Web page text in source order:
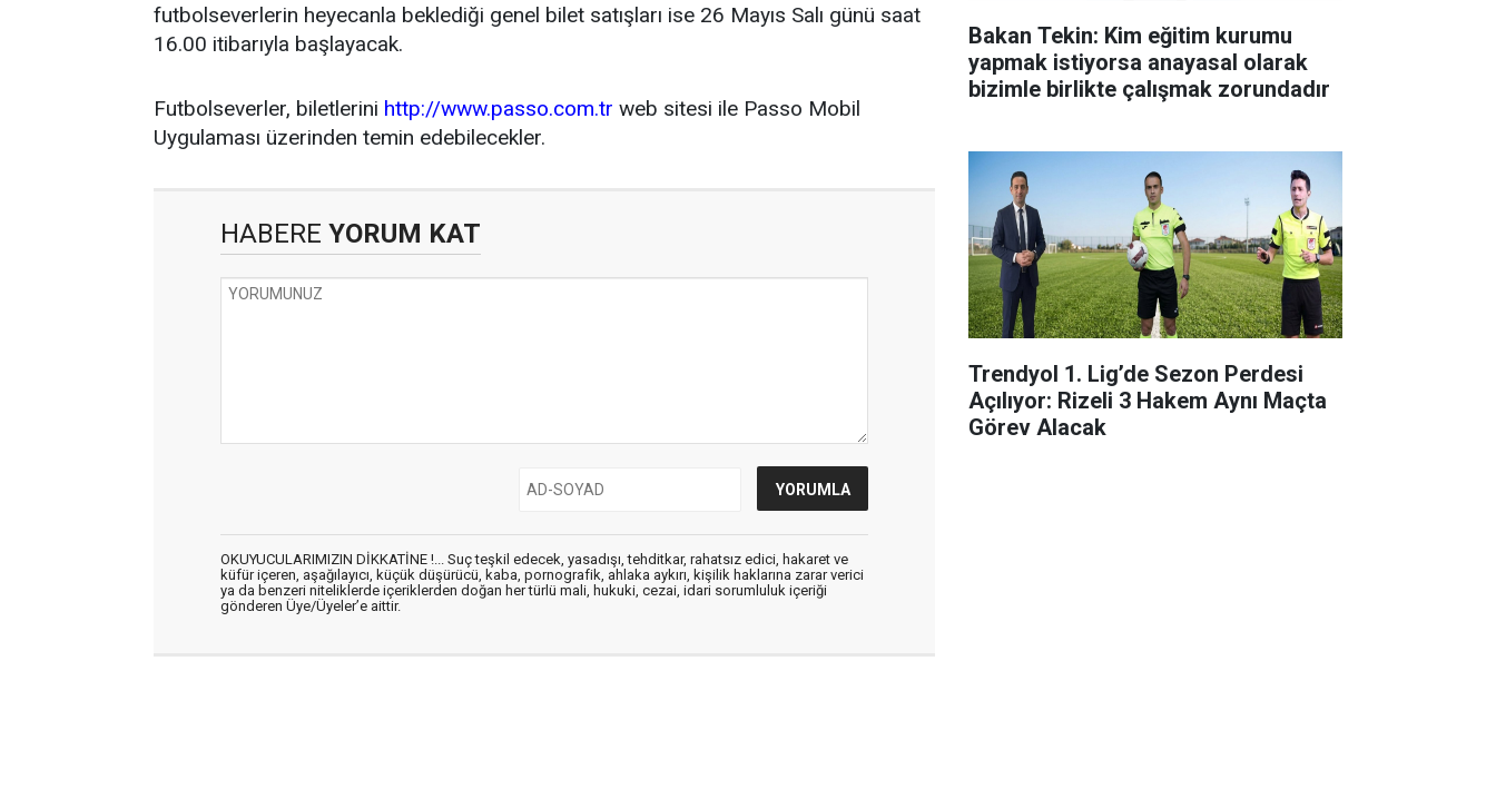
futbolseverlerin heyecanla beklediği genel bilet satışları ise 26 Mayıs Salı günü saat
16.00 itibarıyla başlayacak.
Futbolseverler, biletlerini http://www.passo.com.tr web sitesi ile Passo Mobil
Uygulaması üzerinden temin edebilecekler.
HABERE YORUM KAT
OKUYUCULARIMIZIN DİKKATİNE !... Suç teşkil edecek, yasadışı, tehditkar, rahatsız edici, hakaret ve
küfür içeren, aşağılayıcı, küçük düşürücü, kaba, pornografik, ahlaka aykırı, kişilik haklarına zarar verici
ya da benzeri niteliklerde içeriklerden doğan her türlü mali, hukuki, cezai, idari sorumluluk içeriği
gönderen Üye/Üyeler’e aittir.
Bakan Tekin: Kim eğitim kurumu
yapmak istiyorsa anayasal olarak
bizimle birlikte çalışmak zorundadır
Trendyol 1. Lig’de Sezon Perdesi
Açılıyor: Rizeli 3 Hakem Aynı Maçta
Görev Alacak